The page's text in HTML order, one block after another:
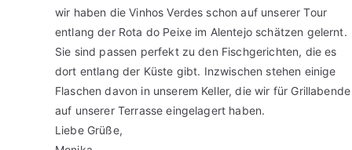
wir haben die Vinhos Verdes schon auf unserer Tour
entlang der Rota do Peixe im Alentejo schätzen gelernt.
Sie sind passen perfekt zu den Fischgerichten, die es
dort entlang der Küste gibt. Inzwischen stehen einige
Flaschen davon in unserem Keller, die wir für Grillabende
auf unserer Terrasse eingelagert haben.
Liebe Grüße,